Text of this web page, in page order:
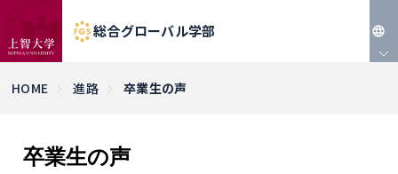
総合グローバル学部
HOME 進路 卒業生の声
卒業生の声